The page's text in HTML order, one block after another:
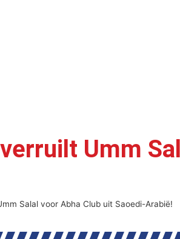
Umm
Salal voor Abha Club uit Saoedi-Arabië!